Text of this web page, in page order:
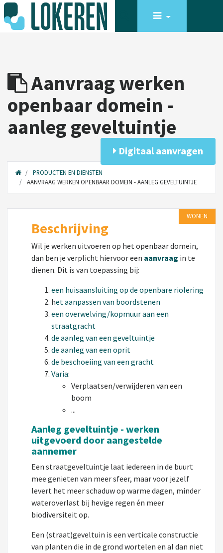
Aanvraag werken
openbaar domein -
aanleg geveltuintje
Digitaal aanvragen
PRODUCTEN EN DIENSTEN
AANVRAAG WERKEN OPENBAAR DOMEIN - AANLEG GEVELTUINTJE
WONEN
Beschrijving
Wil je werken uitvoeren op het openbaar domein,
dan ben je verplicht hiervoor een aanvraag in te
dienen. Dit is van toepassing bij:
een huisaansluiting op de openbare riolering
het aanpassen van boordstenen
een overwelving/kopmuur aan een
straatgracht
de aanleg van een geveltuintje
de aanleg van een oprit
de beschoeiing van een gracht
Varia:
Verplaatsen/verwijderen van een
boom
...
Aanleg geveltuintje - werken
uitgevoerd door aangestelde
aannemer
Een straatgeveltuintje laat iedereen in de buurt
mee genieten van meer sfeer, maar voor jezelf
levert het meer schaduw op warme dagen, minder
wateroverlast bij hevige regen én meer
biodiversiteit op.
Een (straat)geveltuin is een verticale constructie
van planten die in de grond wortelen en al dan niet